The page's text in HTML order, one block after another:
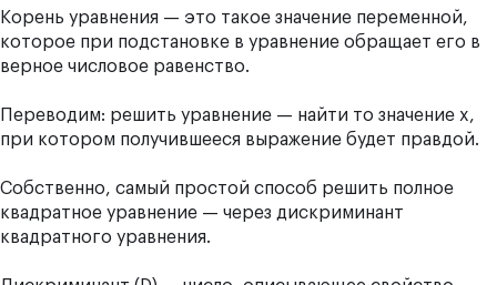
Корень уравнения — это такое значение переменной,
которое при подстановке в уравнение обращает его в
верное числовое равенство.
Переводим: решить уравнение — найти то значение x,
при котором получившееся выражение будет правдой.
Собственно, самый простой способ решить полное
квадратное уравнение — через дискриминант
квадратного уравнения.